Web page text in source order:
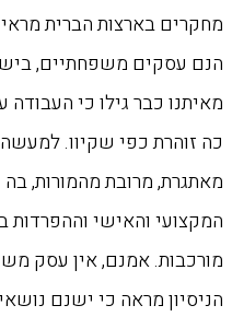
מחקרים בארצות הברית
הנם עסקים משפחתיים,
מאיתנו כבר גילו כי
כה זוהרת כפי שקיוו.
מאתגרת, מרובת מהמורות,
המקצועי והאישי וההפרדות
מורכבות. אמנם, אין עסק
הניסיון מראה כי ישנם